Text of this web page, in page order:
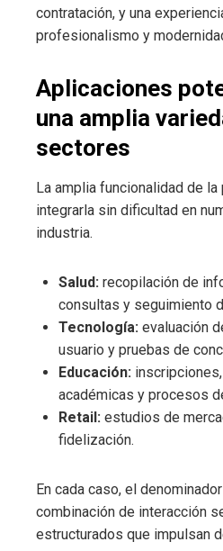
contratación, y una
profesionalismo y
Aplicaciones
una amplia
sectores
La amplia funcionalidad de
integrarla sin dificultad en
industria.
Salud: recopilación de
consultas y seguimiento
Tecnología: evaluación
usuario y pruebas de
Educación:
académicas y procesos
Retail: estudios de
fidelización.
En cada caso, el
combinación de interacción
estructurados que impulsan